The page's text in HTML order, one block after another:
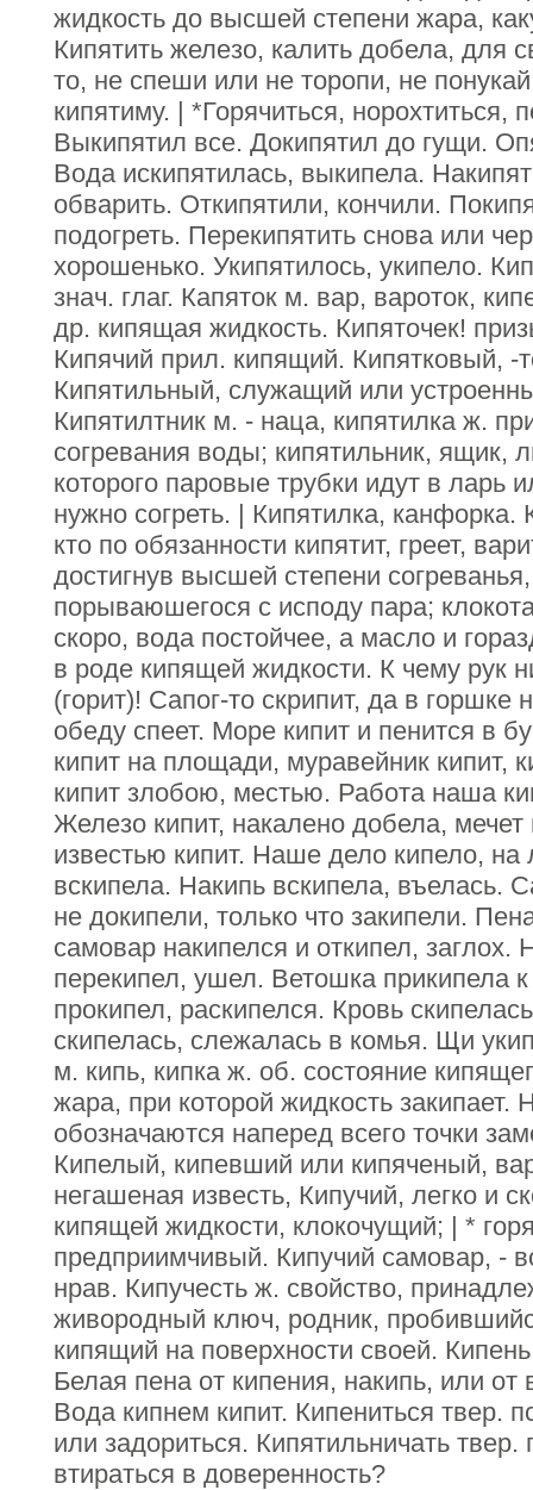
жидкость до высшей степени жара,
Кипятить железо, калить добела, для
то, не спеши или не торопи, не
кипятиму. | *Горячиться, норохтиться,
Выкипятил все. Докипятил до гущи.
Вода искипятилась, выкипела.
обварить. Откипятили, кончили.
подогреть. Перекипятить снова или
хорошенько. Укипятилось, укипело.
знач. глаг. Капяток м. вар, вароток,
др. кипящая жидкость. Кипяточек!
Кипячий прил. кипящий. Кипятковый, -
Кипятильный, служащий или
Кипятилтник м. - наца, кипятилка ж.
согревания воды; кипятильник, ящик,
которого паровые трубки идут в ларь
нужно согреть. | Кипятилка,
кто по обязанности кипятит, греет,
достигнув высшей степени
порываюшегося с исподу пара;
скоро, вода постойчее, а масло и
в роде кипящей жидкости. К чему рук
(горит)! Сапог-то скрипит, да в горшке
обеду спеет. Море кипит и пенится в
кипит на площади, муравейник кипит,
кипит злобою, местью. Работа наша
Железо кипит, накалено добела,
известью кипит. Наше дело кипело, на
вскипела. Накипь вскипела, въелась.
не докипели, только что закипели.
самовар накипелся и откипел, заглох.
перекипел, ушел. Ветошка прикипела
прокипел, раскипелся. Кровь
скипелась, слежалась в комья. Щи
м. кипь, кипка ж. об. состояние
жара, при которой жидкость закипает.
обозначаются наперед всего точки
Кипелый, кипевший или кипяченый,
негашеная известь, Кипучий, легко и
кипящей жидкости, клокочущий; | *
предприимчивый. Кипучий самовар, -
нрав. Кипучесть ж. свойство,
живородный ключ, родник,
кипящий на поверхности своей.
Белая пена от кипения, накипь, или от
Вода кипнем кипит. Кипениться твер.
или задориться. Кипятильничать твер.
втираться в доверенность?